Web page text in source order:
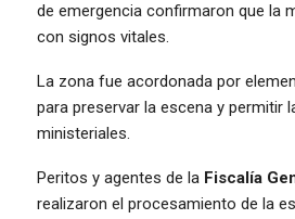
de emergencia confirmaron que la
con signos vitales.
La zona fue acordonada por
para preservar la escena y permitir
ministeriales.
Peritos y agentes de la Fiscalía
realizaron el procesamiento de la